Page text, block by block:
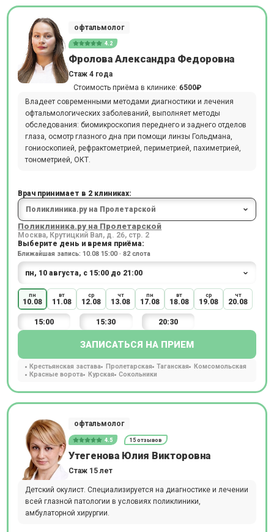
офтальмолог
4.2
Фролова Александра Федоровна
Стаж 4 года
Стоимость приёма в клинике: 6500₽
Владеет современными методами диагностики и лечения
офтальмологических заболеваний, выполняет методы
обследования: биомикроскопия переднего и заднего отделов
глаза, осмотр глазного дна при помощи линзы Гольдмана,
гониоскопией, рефрактометрией, периметрией, пахиметрией,
тонометрией, ОКТ.
Врач принимает в 2 клиниках:
Поликлиника.ру на Пролетарской
Москва, Крутицкий Вал, д. 26, стр. 2
Выберите день и время приёма:
Ближайшая запись: 10.08 15:00 · 82 слота
пн
10.08
вт
11.08
ср
12.08
чт
13.08
пн
17.08
вт
18.08
ср
19.08
чт
20.08
15:00 15:30 20:30
ЗАПИСАТЬСЯ НА ПРИЕМ
Крестьянская застава Пролетарская Таганская
Комсомольская
Красные ворота
Курская Сокольники
офтальмолог
4.5 15 отзывов
Утегенова Юлия Викторовна
Стаж 15 лет
Детский окулист. Специализируется на диагностике и лечении
всей глазной патологии в условиях поликлиники,
амбулаторной хирургии.